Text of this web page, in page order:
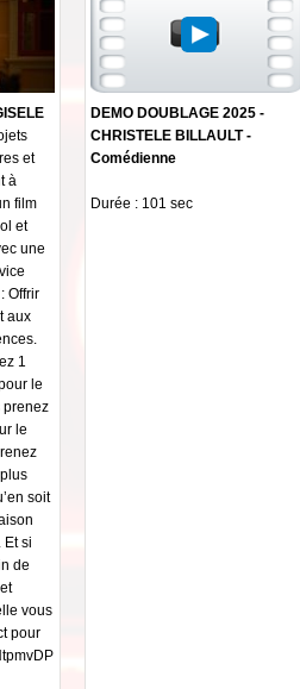
et
à
film
et
une
Offrir
aux
1
le
prenez
le
soit
Et si
de
vous
pour
DEMO DOUBLAGE 2025 -
CHRISTELE BILLAULT -
Comédienne
Durée : 101 sec